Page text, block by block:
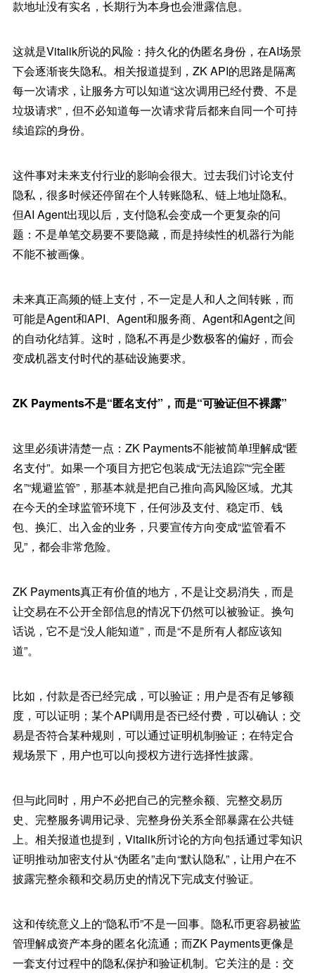
款地址没有实名，长期行为本身也会泄露信息。
这就是Vitalik所说的风险：持久化的伪匿名身份，在AI场景
下会逐渐丧失隐私。相关报道提到，ZK API的思路是隔离
每一次请求，让服务方可以知道“这次调用已经付费、不是
垃圾请求”，但不必知道每一次请求背后都来自同一个可持
续追踪的身份。
这件事对未来支付行业的影响会很大。过去我们讨论支付
隐私，很多时候还停留在个人转账隐私、链上地址隐私。
但AI Agent出现以后，支付隐私会变成一个更复杂的问
题：不是单笔交易要不要隐藏，而是持续性的机器行为能
不能不被画像。
未来真正高频的链上支付，不一定是人和人之间转账，而
可能是Agent和API、Agent和服务商、Agent和Agent之间
的自动化结算。这时，隐私不再是少数极客的偏好，而会
变成机器支付时代的基础设施要求。
ZK Payments不是“匿名支付”，而是“可验证但不裸露”
这里必须讲清楚一点：ZK Payments不能被简单理解成“匿
名支付”。如果一个项目方把它包装成“无法追踪”“完全匿
名”“规避监管”，那基本就是把自己推向高风险区域。尤其
在今天的全球监管环境下，任何涉及支付、稳定币、钱
包、换汇、出入金的业务，只要宣传方向变成“监管看不
见”，都会非常危险。
ZK Payments真正有价值的地方，不是让交易消失，而是
让交易在不公开全部信息的情况下仍然可以被验证。换句
话说，它不是“没人能知道”，而是“不是所有人都应该知
道”。
比如，付款是否已经完成，可以验证；用户是否有足够额
度，可以证明；某个API调用是否已经付费，可以确认；交
易是否符合某种规则，可以通过证明机制验证；在特定合
规场景下，用户也可以向授权方进行选择性披露。
但与此同时，用户不必把自己的完整余额、完整交易历
史、完整服务调用记录、完整身份关系全部暴露在公共链
上。相关报道也提到，Vitalik所讨论的方向包括通过零知识
证明推动加密支付从“伪匿名”走向“默认隐私”，让用户在不
披露完整余额和交易历史的情况下完成支付验证。
这和传统意义上的“隐私币”不是一回事。隐私币更容易被监
管理解成资产本身的匿名化流通；而ZK Payments更像是
一套支付过程中的隐私保护和验证机制。它关注的是：交